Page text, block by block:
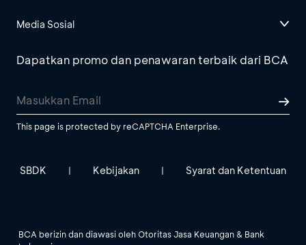
Media Sosial
Dapatkan promo dan penawaran terbaik dari BCA
This page is protected by reCAPTCHA Enterprise.
SBDK | Kebijakan | Syarat dan Ketentuan
BCA berizin dan diawasi oleh Otoritas Jasa Keuangan & Bank